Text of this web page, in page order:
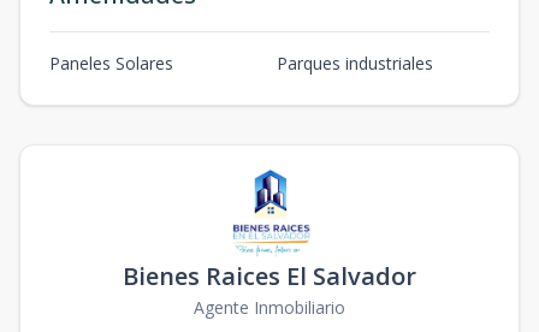
Paneles Solares Parques industriales
Bienes Raices El Salvador
Agente Inmobiliario